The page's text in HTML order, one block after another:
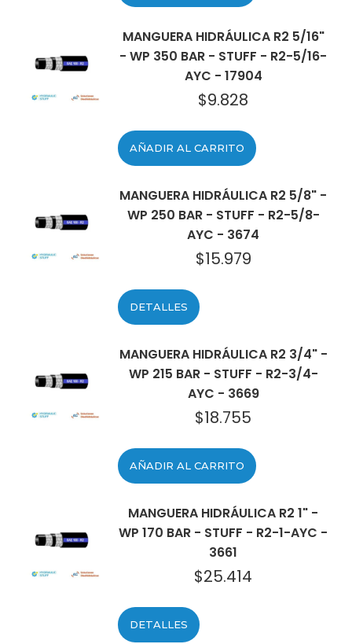
MANGUERA HIDRÁULICA R2 5/16"
- WP 350 BAR - STUFF - R2-5/16-
AYC - 17904
$9.828
AÑADIR AL CARRITO
MANGUERA HIDRÁULICA R2 5/8" -
WP 250 BAR - STUFF - R2-5/8-
AYC - 3674
$15.979
DETALLES
MANGUERA HIDRÁULICA R2 3/4" -
WP 215 BAR - STUFF - R2-3/4-
AYC - 3669
$18.755
AÑADIR AL CARRITO
MANGUERA HIDRÁULICA R2 1" -
WP 170 BAR - STUFF - R2-1-AYC -
3661
$25.414
DETALLES